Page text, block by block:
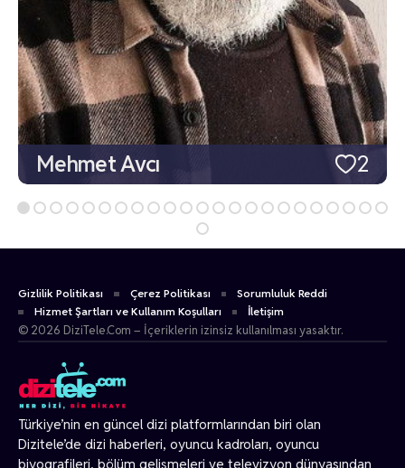
2
Mehmet Avcı
Türkiye’nin en güncel dizi platformlarından biri olan
Dizitele’de dizi haberleri, oyuncu kadroları, oyuncu
biyografileri, bölüm gelişmeleri ve televizyon dünyasından
Gizlilik Politikası Çerez Politikası
Sorumluluk Reddi
Hizmet Şartları ve Kullanım Koşulları
İletişim
© 2026 DiziTele.Com – İçeriklerin izinsiz kullanılması yasaktır.